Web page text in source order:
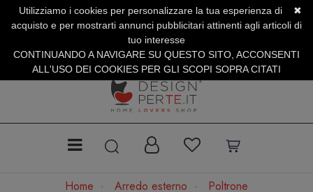
SERVIZIO CLIENTI +39.0773.470.562
SUMMER SALES | Fino al 31 Agosto
Home Arredo esterno
Poltrone
✖
Utilizziamo i cookies per personalizzare la tua esperienza di
acquisto e per mostrarti annunci pubblicitari attinenti agli articoli di
tuo interesse
CONTINUANDO A NAVIGARE SU QUESTO SITO, ACCONSENTI
ALL'USO DEI COOKIES PER GLI SCOPI SOPRA CITATI